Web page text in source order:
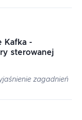
Kafka -
sterowanej
zagadnień